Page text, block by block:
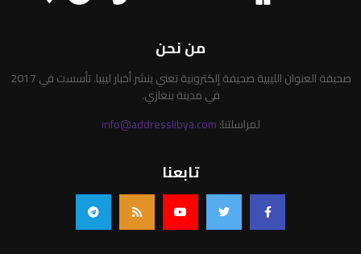
من نحن
صحيفة العنوان الليبية صحيفة إلكترونية تعني بنشر أخبار ليبيا. تأسست في 2017
في مدينة بنغازي.
لمراسلتنا:info@addresslibya.com
تابعنا